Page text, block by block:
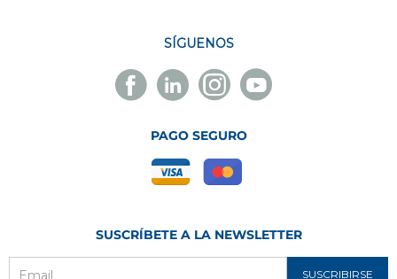
SÍGUENOS
Facebook
Novelec
Linkedin
Novelec
Instagram
Novelec
Youtube
Novelec
PAGO SEGURO
SUSCRÍBETE A LA NEWSLETTER
SUSCRIBIRSE